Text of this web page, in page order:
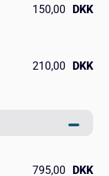
150,00 DKK
210,00 DKK
795,00 DKK